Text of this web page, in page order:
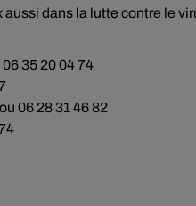
dans la lutte contre le
35 20 04 74
06 28 31 46 82